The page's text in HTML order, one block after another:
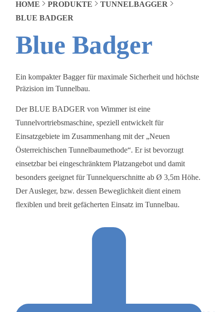
HOME PRODUKTE
TUNNELBAGGER
BLUE BADGER
Blue Badger
Ein kompakter Bagger für maximale Sicherheit und höchste
Präzision im Tunnelbau.
Der BLUE BADGER von Wimmer ist eine
Tunnelvortriebsmaschine, speziell entwickelt für
Einsatzgebiete im Zusammenhang mit der „Neuen
Österreichischen Tunnelbaumethode“. Er ist bevorzugt
einsetzbar bei eingeschränktem Platzangebot und damit
besonders geeignet für Tunnelquerschnitte ab Ø 3,5m Höhe.
Der Ausleger, bzw. dessen Beweglichkeit dient einem
flexiblen und breit gefächerten Einsatz im Tunnelbau.